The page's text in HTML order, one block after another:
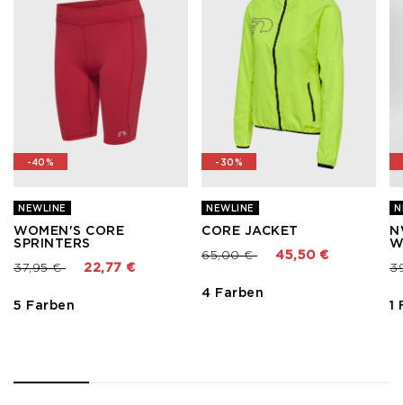
-40%
NEWLINE
WOMEN'S CORE
SPRINTERS
Preis reduziert von
37,95 €bis 22,77 €
5 Farben
-30%
NEWLINE
CORE JACKET
Preis reduziert von
65,00 €bis 45,50 €
4 Farben
1